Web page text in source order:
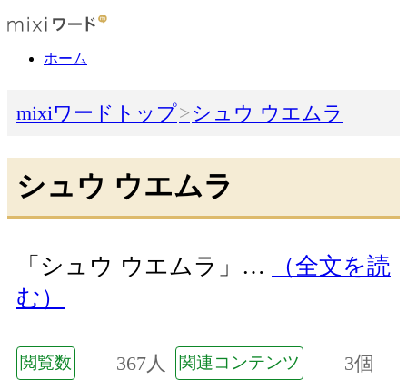
ホーム
mixiワードトップ シュウ ウエムラ
シュウ ウエムラ
「シュウ ウエムラ」…
（全文を読
む）
閲覧数 367人 関連コンテンツ 3個